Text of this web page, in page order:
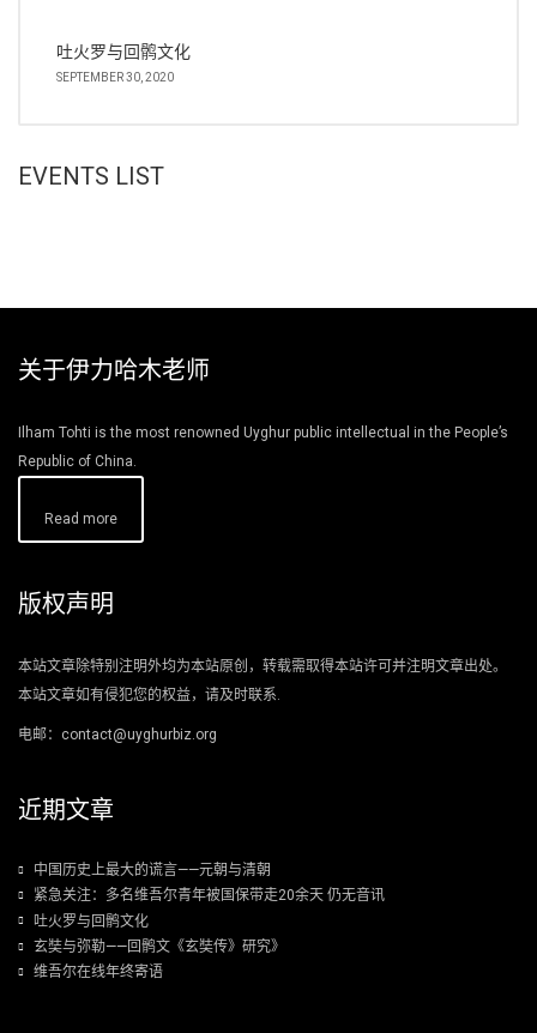
吐火罗与回鹘文化
SEPTEMBER 30, 2020
EVENTS LIST
关于伊力哈木老师
Ilham Tohti is the most renowned Uyghur public intellectual in the People’s
Republic of China.
Read more
版权声明
本站文章除特别注明外均为本站原创，转载需取得本站许可并注明文章出处。
本站文章如有侵犯您的权益，请及时联系.
电邮：contact@uyghurbiz.org
近期文章
中国历史上最大的谎言——元朝与清朝
紧急关注：多名维吾尔青年被国保带走20余天 仍无音讯
吐火罗与回鹘文化
玄奘与弥勒——回鹘文《玄奘传》研究》
维吾尔在线年终寄语